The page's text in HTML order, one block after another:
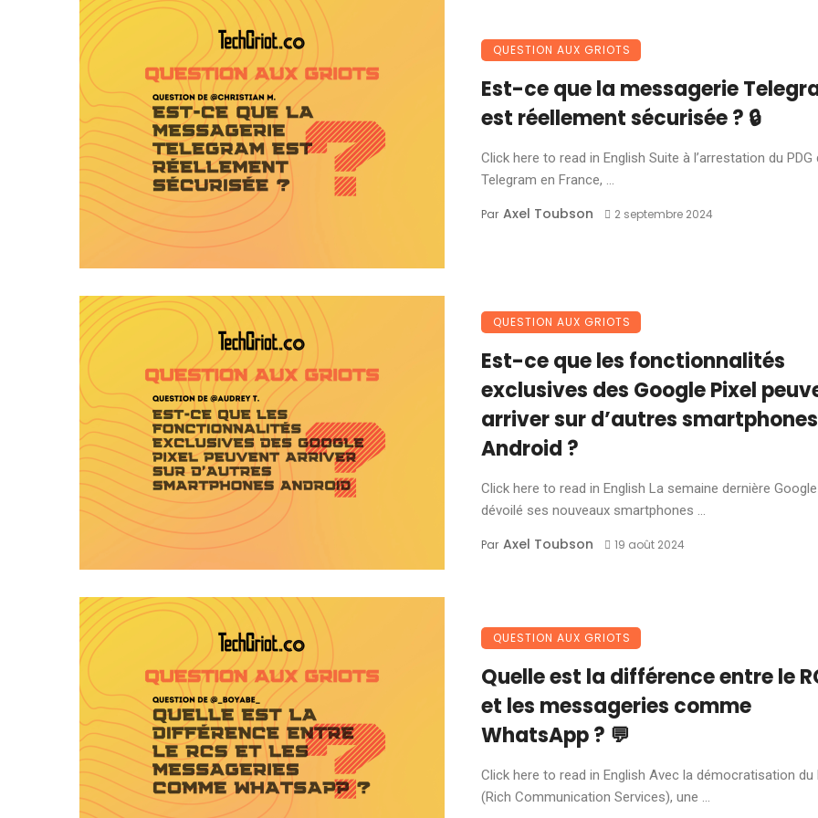
QUESTION AUX GRIOTS
Est-ce que la messagerie
est réellement sécurisée ? 🔒
Click here to read in English Suite à l’arrestation du PDG
Telegram en France, ...
Par Axel Toubson 2 septembre 2024
QUESTION AUX GRIOTS
Est-ce que les fonctionnalités
exclusives des Google Pixel
arriver sur d’autres smartphones
Android ?
Click here to read in English La semaine dernière
dévoilé ses nouveaux smartphones ...
Par Axel Toubson 19 août 2024
QUESTION AUX GRIOTS
Quelle est la différence entre le
et les messageries comme
WhatsApp ? 💬
Click here to read in English Avec la démocratisation du
(Rich Communication Services), une ...